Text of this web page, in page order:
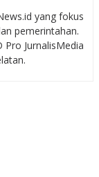
yang fokus
pemerintahan.
JurnalisMedia